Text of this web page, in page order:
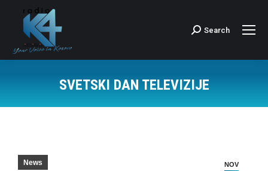
Search:
Search
SVETSKI DAN TELEVIZIJE
NOV
News